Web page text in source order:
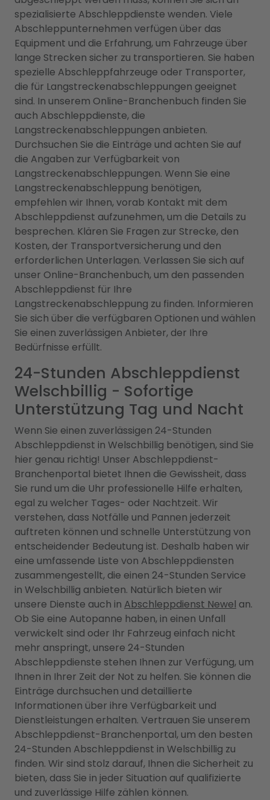
spezialisierte Abschleppdienste wenden. Viele
Abschleppunternehmen verfügen über das
Equipment und die Erfahrung, um Fahrzeuge über
lange Strecken sicher zu transportieren. Sie haben
spezielle Abschleppfahrzeuge oder Transporter,
die für Langstreckenabschleppungen geeignet
sind. In unserem Online-Branchenbuch finden Sie
auch Abschleppdienste, die
Langstreckenabschleppungen anbieten.
Durchsuchen Sie die Einträge und achten Sie auf
die Angaben zur Verfügbarkeit von
Langstreckenabschleppungen. Wenn Sie eine
Langstreckenabschleppung benötigen,
empfehlen wir Ihnen, vorab Kontakt mit dem
Abschleppdienst aufzunehmen, um die Details zu
besprechen. Klären Sie Fragen zur Strecke, den
Kosten, der Transportversicherung und den
erforderlichen Unterlagen. Verlassen Sie sich auf
unser Online-Branchenbuch, um den passenden
Abschleppdienst für Ihre
Langstreckenabschleppung zu finden. Informieren
Sie sich über die verfügbaren Optionen und wählen
Sie einen zuverlässigen Anbieter, der Ihre
Bedürfnisse erfüllt.
24-Stunden Abschleppdienst
Welschbillig - Sofortige
Unterstützung Tag und Nacht
Wenn Sie einen zuverlässigen 24-Stunden
Abschleppdienst in Welschbillig benötigen, sind Sie
hier genau richtig! Unser Abschleppdienst-
Branchenportal bietet Ihnen die Gewissheit, dass
Sie rund um die Uhr professionelle Hilfe erhalten,
egal zu welcher Tages- oder Nachtzeit. Wir
verstehen, dass Notfälle und Pannen jederzeit
auftreten können und schnelle Unterstützung von
entscheidender Bedeutung ist. Deshalb haben wir
eine umfassende Liste von Abschleppdiensten
zusammengestellt, die einen 24-Stunden Service
in Welschbillig anbieten. Natürlich bieten wir
unsere Dienste auch in Abschleppdienst Newel an.
Ob Sie eine Autopanne haben, in einen Unfall
verwickelt sind oder Ihr Fahrzeug einfach nicht
mehr anspringt, unsere 24-Stunden
Abschleppdienste stehen Ihnen zur Verfügung, um
Ihnen in Ihrer Zeit der Not zu helfen. Sie können die
Einträge durchsuchen und detaillierte
Informationen über ihre Verfügbarkeit und
Dienstleistungen erhalten. Vertrauen Sie unserem
Abschleppdienst-Branchenportal, um den besten
24-Stunden Abschleppdienst in Welschbillig zu
finden. Wir sind stolz darauf, Ihnen die Sicherheit zu
bieten, dass Sie in jeder Situation auf qualifizierte
und zuverlässige Hilfe zählen können.